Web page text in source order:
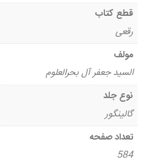
قطع کتاب
رقعی
مولف
السید جعفر آل بحرالعلوم
نوع جلد
گالینگور
تعداد صفحه
584